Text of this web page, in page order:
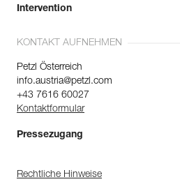
Intervention
KONTAKT AUFNEHMEN
Petzl Österreich
info.austria@petzl.com
+43 7616 60027
Kontaktformular
Pressezugang
Rechtliche Hinweise